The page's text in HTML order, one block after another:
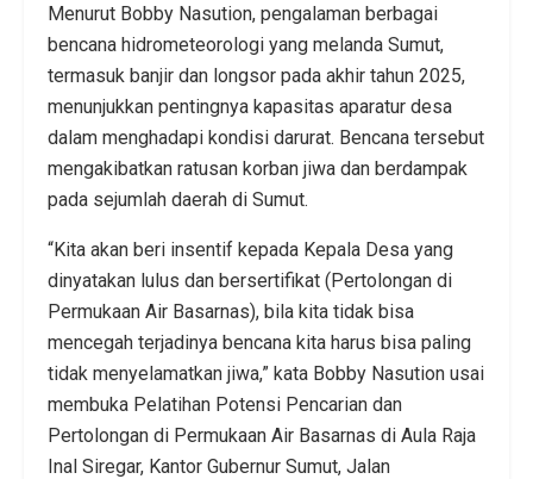
Menurut Bobby Nasution, pengalaman berbagai
bencana hidrometeorologi yang melanda Sumut,
termasuk banjir dan longsor pada akhir tahun 2025,
menunjukkan pentingnya kapasitas aparatur desa
dalam menghadapi kondisi darurat. Bencana tersebut
mengakibatkan ratusan korban jiwa dan berdampak
pada sejumlah daerah di Sumut.
“Kita akan beri insentif kepada Kepala Desa yang
dinyatakan lulus dan bersertifikat (Pertolongan di
Permukaan Air Basarnas), bila kita tidak bisa
mencegah terjadinya bencana kita harus bisa paling
tidak menyelamatkan jiwa,” kata Bobby Nasution usai
membuka Pelatihan Potensi Pencarian dan
Pertolongan di Permukaan Air Basarnas di Aula Raja
Inal Siregar, Kantor Gubernur Sumut, Jalan